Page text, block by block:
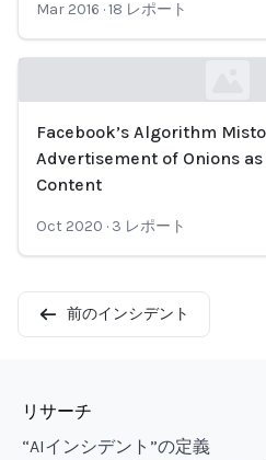
Mar 2016 ·18 レポート
Loading...
Facebook’s Algorithm
Advertisement of Onions
Content
Oct 2020 · 3 レポート
前のインシデント
リサーチ
“AIインシデント”の定義